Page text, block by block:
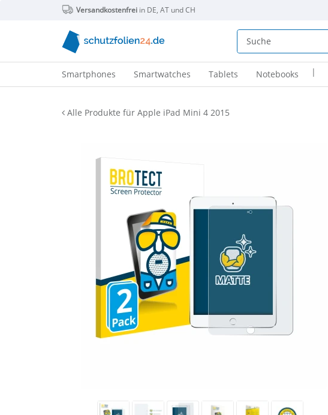
Versandkostenfreiin DE, AT und CH
Smartphones Smartwatches Tablets Notebooks |
Alle Produkte für Apple iPad Mini 4 2015